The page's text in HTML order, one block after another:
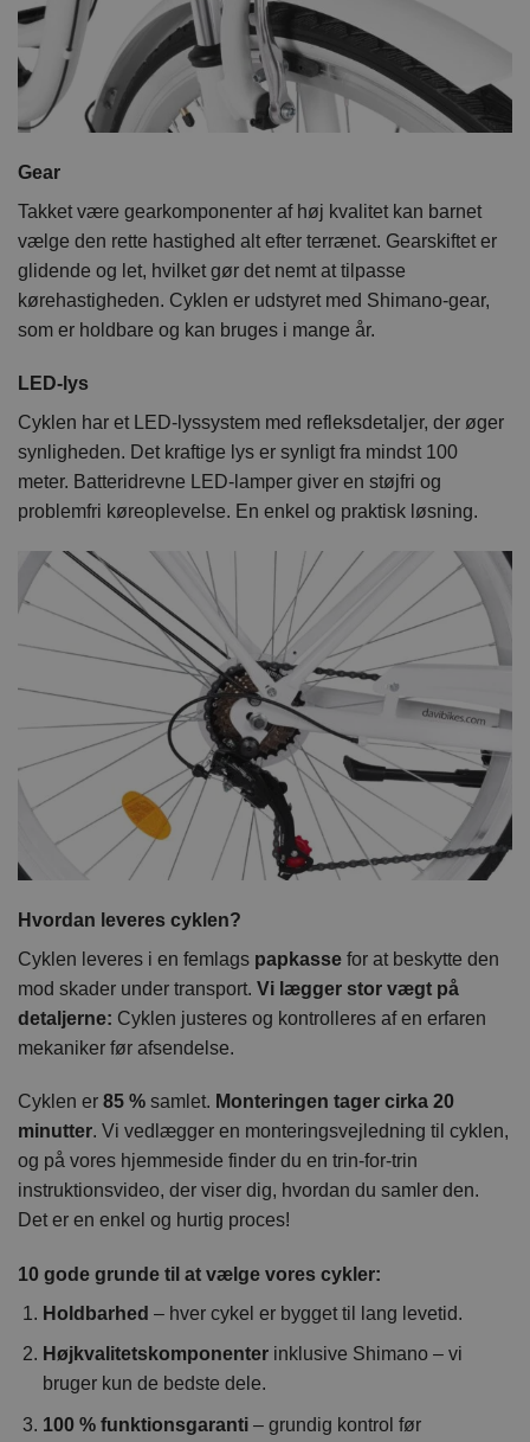
Gear
Takket være gearkomponenter af høj kvalitet kan barnet
vælge den rette hastighed alt efter terrænet. Gearskiftet er
glidende og let, hvilket gør det nemt at tilpasse
kørehastigheden. Cyklen er udstyret med Shimano-gear,
som er holdbare og kan bruges i mange år.
LED-lys
Cyklen har et LED-lyssystem med refleksdetaljer, der øger
synligheden. Det kraftige lys er synligt fra mindst 100
meter. Batteridrevne LED-lamper giver en støjfri og
problemfri køreoplevelse. En enkel og praktisk løsning.
Hvordan leveres cyklen?
Cyklen leveres i en femlags papkasse for at beskytte den
mod skader under transport. Vi lægger stor vægt på
detaljerne: Cyklen justeres og kontrolleres af en erfaren
mekaniker før afsendelse.
Cyklen er 85 % samlet. Monteringen tager cirka 20
minutter. Vi vedlægger en monteringsvejledning til cyklen,
og på vores hjemmeside finder du en trin-for-trin
instruktionsvideo, der viser dig, hvordan du samler den.
Det er en enkel og hurtig proces!
10 gode grunde til at vælge vores cykler:
Holdbarhed – hver cykel er bygget til lang levetid.
Højkvalitetskomponenterinklusive Shimano – vi
bruger kun de bedste dele.
100 % funktionsgaranti– grundig kontrol før